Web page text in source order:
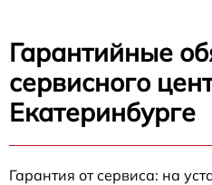
Гарантийные
сервисного
Екатеринбурге
Гарантия от сервиса: на